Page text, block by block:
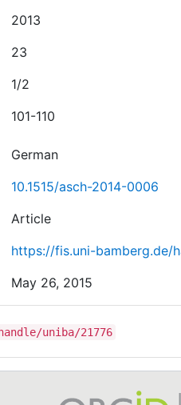
2013
23
1/2
101-110
German
10.1515/asch-2014-0006
Article
https://fis.uni-bamberg.de/
May 26, 2015
uniba/21776